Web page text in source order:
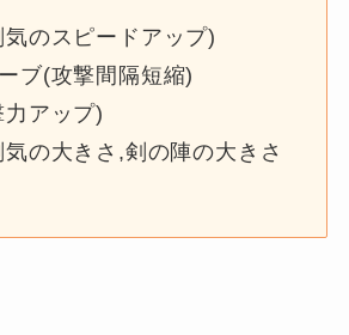
のスピードアップ)
ブ(攻撃間隔短縮)
アップ)
の大きさ,剣の陣の大きさ